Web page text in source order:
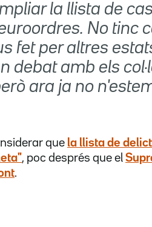
la llista de
No tinc
fet per altres
debat amb els
ara ja no
que la llista de
, poc després que el
.